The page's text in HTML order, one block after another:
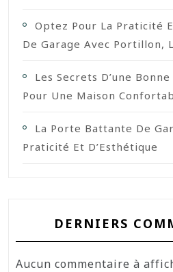
Optez Pour La Praticité
De Garage Avec Portillon,
Les Secrets D’une
Pour Une Maison
La Porte Battante De
Praticité Et D’Esthétique
DERNIERS
Aucun commentaire à